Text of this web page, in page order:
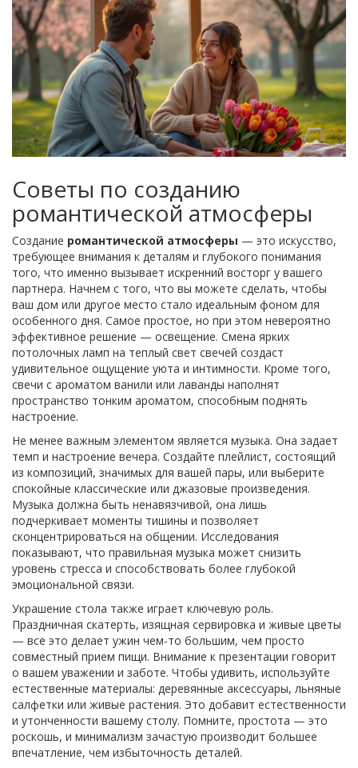
Советы по созданию
романтической атмосферы
Создание романтической атмосферы — это искусство,
требующее внимания к деталям и глубокого понимания
того, что именно вызывает искренний восторг у вашего
партнера. Начнем с того, что вы можете сделать, чтобы
ваш дом или другое место стало идеальным фоном для
особенного дня. Самое простое, но при этом невероятно
эффективное решение — освещение. Смена ярких
потолочных ламп на теплый свет свечей создаст
удивительное ощущение уюта и интимности. Кроме того,
свечи с ароматом ванили или лаванды наполнят
пространство тонким ароматом, способным поднять
настроение.
Не менее важным элементом является музыка. Она задает
темп и настроение вечера. Создайте плейлист, состоящий
из композиций, значимых для вашей пары, или выберите
спокойные классические или джазовые произведения.
Музыка должна быть ненавязчивой, она лишь
подчеркивает моменты тишины и позволяет
сконцентрироваться на общении. Исследования
показывают, что правильная музыка может снизить
уровень стресса и способствовать более глубокой
эмоциональной связи.
Украшение стола также играет ключевую роль.
Праздничная скатерть, изящная сервировка и живые цветы
— все это делает ужин чем-то большим, чем просто
совместный прием пищи. Внимание к презентации говорит
о вашем уважении и заботе. Чтобы удивить, используйте
естественные материалы: деревянные аксессуары, льняные
салфетки или живые растения. Это добавит естественности
и утонченности вашему столу. Помните, простота — это
роскошь, и минимализм зачастую производит большее
впечатление, чем избыточность деталей.